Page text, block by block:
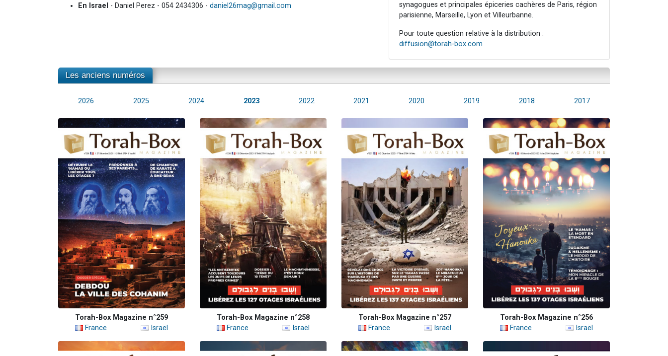
En Israel - Daniel Perez - 054 2434306 - daniel26mag@gmail.com
synagogues et principales épiceries cachères de Paris, région
parisienne, Marseille, Lyon et Villeurbanne.
Pour toute question relative à la distribution :
diffusion@torah-box.com
Les anciens numéros
2026 2025 2024 2023 2022 2021 2020 2019 2018 2017
Torah-Box Magazine n°259
France
Israël
Torah-Box Magazine n°258
France
Israël
Torah-Box Magazine n°257
France
Israël
Torah-Box Magazine n°256
France
Israël